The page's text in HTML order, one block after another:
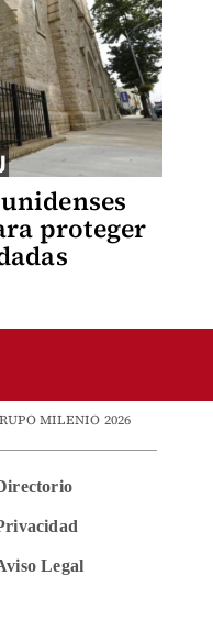
proteger
MILENIO 2026
Legal